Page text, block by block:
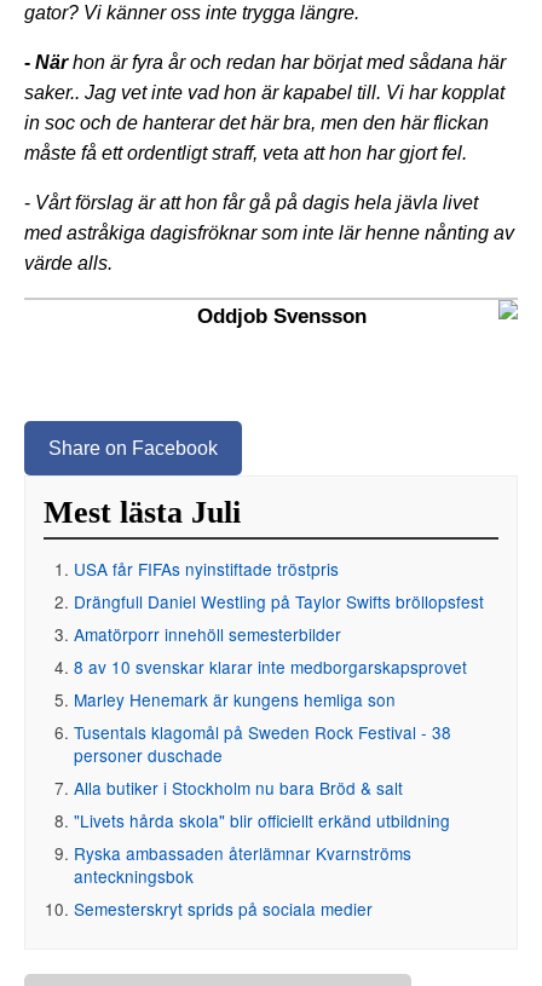
gator? Vi känner oss inte trygga längre.
- Närhon är fyra år och redan har börjat med sådana här
saker.. Jag vet inte vad hon är kapabel till. Vi har kopplat
in soc och de hanterar det här bra, men den här flickan
måste få ett ordentligt straff, veta att hon har gjort fel.
- Vårt förslag är att hon får gå på dagis hela jävla livet
med astråkiga dagisfröknar som inte lär henne nånting av
värde alls.
Oddjob Svensson
Share on Facebook
Mest lästa Juli
USA får FIFAs nyinstiftade tröstpris
Drängfull Daniel Westling på Taylor Swifts bröllopsfest
Amatörporr innehöll semesterbilder
8 av 10 svenskar klarar inte medborgarskapsprovet
Marley Henemark är kungens hemliga son
Tusentals klagomål på Sweden Rock Festival - 38
personer duschade
Alla butiker i Stockholm nu bara Bröd & salt
"Livets hårda skola" blir officiellt erkänd utbildning
Ryska ambassaden återlämnar Kvarnströms
anteckningsbok
Semesterskryt sprids på sociala medier